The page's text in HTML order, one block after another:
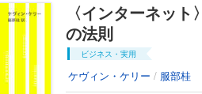
〈インターネッ
の法則
ビジネス・実用
ケヴィン・ケリー / 服部桂